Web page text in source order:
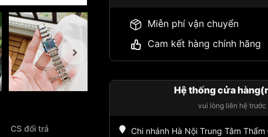
CS đổi trả
Miễn phí vận chuyển
Cam kết hàng chính hãng
Hệ thống cửa
vui lòng liên hệ
Chi nhánh Hà Nội Trung Tâm